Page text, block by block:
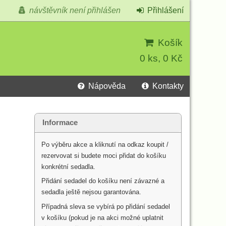
Košík
0 ks, 0 Kč
návštěvník není přihlášen Přihlášení
Nápověda Kontakty
Informace
Po výběru akce a kliknutí na odkaz koupit /
rezervovat si budete moci přidat do košíku
konkrétní sedadla.
Přidání sedadel do košíku není závazné a
sedadla ještě nejsou garantována.
Případná sleva se vybírá po přidání sedadel
v košíku (pokud je na akci možné uplatnit